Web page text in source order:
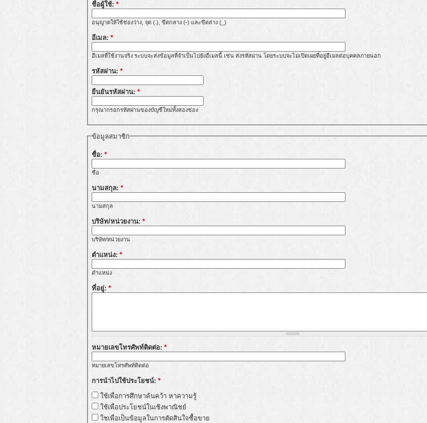
ชื่อผู้ใช้: *
อนุญาตให้ใช้ช่องว่าง, จุด (.), ขีดกลาง (-) และขีดล่าง (_)
อีเมล: *
อีเมลที่ใช้งานจริง ระบบจะส่งข้อมูลที่จำเป็นไปยังอีเมลนี้ เช่น ส่งรหัสผ่าน โดยระบบจะไม่เปิดเผยที่อยู่อีเมลต่อบุคคลภายนอก
รหัสผ่าน: *
ยืนยันรหัสผ่าน: *
กรุณากรอกรหัสผ่านของบัญชีใหม่ทั้งสองช่อง
ข้อมูลสมาชิก
ชื่อ: *
ชื่อ
นามสกุล: *
นามสกุล
บริษัท/หน่วยงาน: *
บริษัท/หน่วยงาน
ตำแหน่ง: *
ตำแหน่ง
ที่อยู่: *
หมายเลขโทรศัพท์ติดต่อ: *
หมายเลขโทรศัพท์ติดต่อ
การนำไปใช้ประโยชน์: *
ใช้เพื่อการศึกษาค้นคว้า หาความรู้
ใช้เพื่อประโยชน์ในเชิงพาณิชย์
ใชเพื่อเป็นข้อมูลในการตัดสินใจซื้อขาย